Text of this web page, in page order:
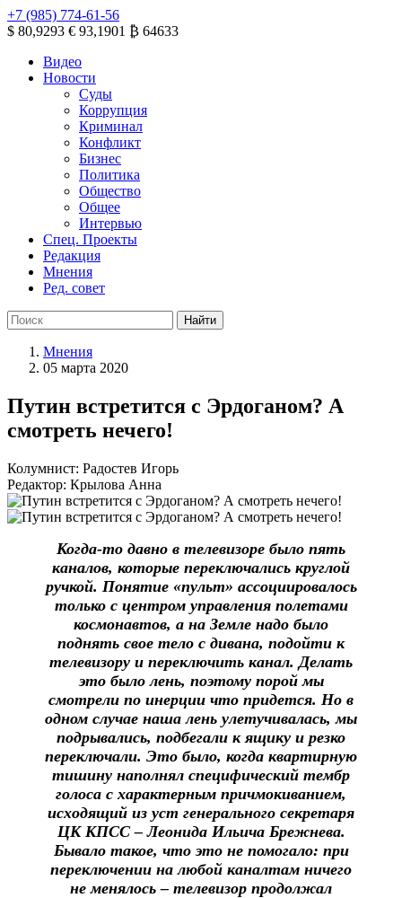
+7 (985) 774-61-56
$ 80,9293 € 93,1901 ₿ 64633
Видео
Новости
Суды
Коррупция
Криминал
Конфликт
Бизнес
Политика
Общество
Общее
Интервью
Спец. Проекты
Редакция
Мнения
Ред. совет
Мнения
05 марта 2020
Путин встретится с Эрдоганом? А
смотреть нечего!
Колумнист: Радостев Игорь
Редактор: Крылова Анна
Когда-то давно в телевизоре было пять
каналов, которые переключались круглой
ручкой. Понятие «пульт» ассоциировалось
только с центром управления полетами
космонавтов, а на Земле надо было
поднять свое тело с дивана, подойти к
телевизору и переключить канал. Делать
это было лень, поэтому порой мы
смотрели по инерции что придется. Но в
одном случае наша лень улетучивалась, мы
подрывались, подбегали к ящику и резко
переключали. Это было, когда квартирную
тишину наполнял специфический тембр
голоса с характерным причмокиванием,
исходящий из уст генерального секретаря
ЦК КПСС – Леонида Ильича Брежнева.
Бывало такое, что это не помогало: при
переключении на любой каналтам ничего
не менялось – телевизор продолжал